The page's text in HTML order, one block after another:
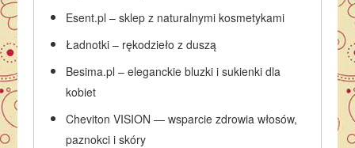
Esent.pl – sklep z naturalnymi kosmetykami
Ładnotki – rękodzieło z duszą
Besima.pl – eleganckie bluzki i sukienki dla
kobiet
Cheviton VISION — wsparcie zdrowia włosów,
paznokci i skóry